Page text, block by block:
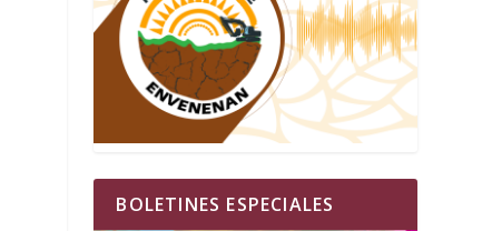
BOLETINES ESPECIALES